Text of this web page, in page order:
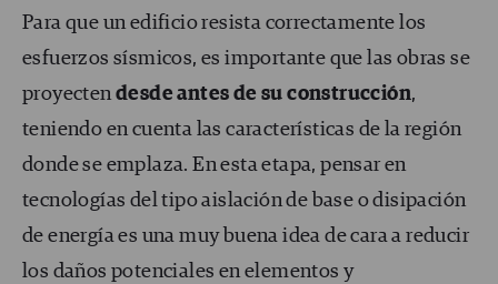
Para que un edificio resista correctamente los
esfuerzos sísmicos, es importante que las obras se
proyectendesde antes de su construcción,
teniendo en cuenta las características de la región
donde se emplaza. En esta etapa, pensar en
tecnologías del tipo aislación de base o disipación
de energía es una muy buena idea de cara a reducir
los daños potenciales en elementos y